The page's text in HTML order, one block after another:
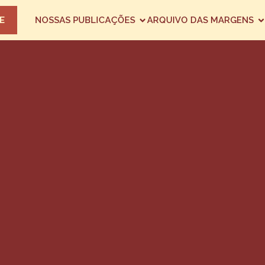
NOSSAS PUBLICAÇÕES ARQUIVO DAS MARGENS